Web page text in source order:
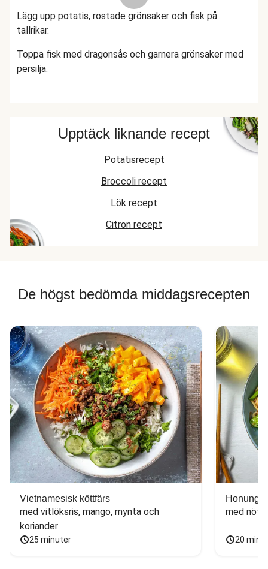
Lägg upp potatis, rostade grönsaker och fisk på
tallrikar.
Toppa fisk med dragonsås och garnera grönsaker med
persilja.
Upptäck liknande recept
Potatisrecept
Broccoli recept
Lök recept
Citron recept
De högst bedömda middagsrecepten
Vietnamesisk köttfärs
med vitlöksris, mango, mynta och
koriander
25 minuter
med
20